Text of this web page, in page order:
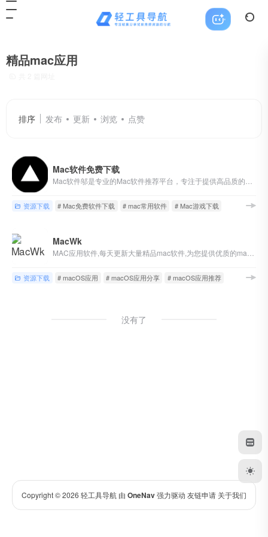
精品mac应用
排序 发布 更新 浏览 点赞
Mac软件免费下载
资源下载 # Mac免费软件下载 # mac常用软件 # Mac游戏下载
MacWk
资源下载 # macOS应用 # macOS应用分享 # macOS应用推荐
没有了
Copyright © 2026 轻工具导航 由 OneNav强力驱动 友链申请 关于我们